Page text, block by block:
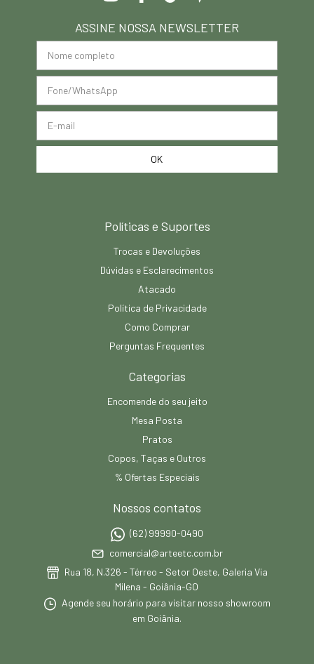
ASSINE NOSSA NEWSLETTER
Políticas e Suportes
Trocas e Devoluções
Dúvidas e Esclarecimentos
Atacado
Política de Privacidade
Como Comprar
Perguntas Frequentes
Categorias
Encomende do seu jeito
Mesa Posta
Pratos
Copos, Taças e Outros
% Ofertas Especiais
Nossos contatos
(62) 99990-0490
comercial@arteetc.com.br
Rua 18, N.326 - Térreo - Setor Oeste, Galeria Via
Milena - Goiânia-GO
Agende seu horário para visitar nosso showroom
em Goiânia.